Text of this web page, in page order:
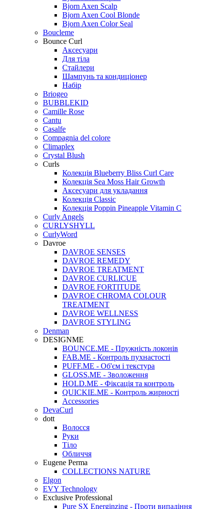
Bjorn Axen Scalp
Bjorn Axen Cool Blonde
Bjorn Axen Color Seal
Boucleme
Bounce Curl
Аксесуари
Для тіла
Стайлери
Шампунь та кондиціонер
Набір
Briogeo
BUBBLEKID
Camille Rose
Cantu
Casalfe
Compagnia del colore
Climaplex
Crystal Blush
Curls
Колекція Blueberry Bliss Curl Care
Колекція Sea Moss Hair Growth
Аксесуари для укладання
Колекція Classic
Колекція Poppin Pineapple Vitamin C
Curly Angels
CURLYSHYLL
CurlyWord
Davroe
DAVROE SENSES
DAVROE REMEDY
DAVROE TREATMENT
DAVROE CURLICUE
DAVROE FORTITUDE
DAVROE CHROMA COLOUR
TREATMENT
DAVROE WELLNESS
DAVROE STYLING
Denman
DESIGNME
BOUNCE.ME - Пружність локонів
FAB.ME - Контроль пухнастості
PUFF.ME - Об'єм і текстура
GLOSS.ME - Зволоження
HOLD.ME - Фіксація та контроль
QUICKIE.ME - Контроль жирності
Accessories
DevaCurl
dott
Волосся
Руки
Тіло
Обличчя
Eugene Perma
COLLECTIONS NATURE
Elgon
EVY Technology
Exclusive Professional
Pure SX Energinzing - Проти випадіння